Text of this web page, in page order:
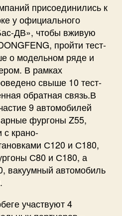
присоединились к
у официального
ДВ», чтобы вживую
пройти тест-
о модельном ряде и
В рамках
свыше 10 тест-
обратная связь.В
9 автомобилей
фургоны Z55,
с крано-
С120 и С180,
С80 и С180, а
вакуумный автомобиль
участвуют 4